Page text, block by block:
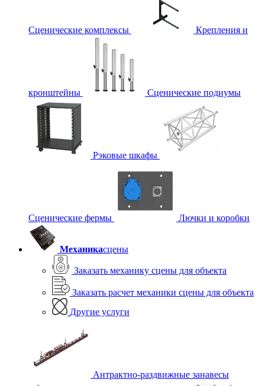
Сценические комплексы Крепления и
кронштейны Сценические подиумы
Рэковые шкафы
Сценические фермы Лючки и коробки
Механикасцены
Заказать механику сцены для объекта
Заказать расчет механики сцены для объекта
Другие услуги
Антрактно-раздвижные занавесы